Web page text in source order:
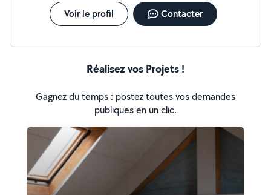
Voir le profil Contacter
Réalisez vos Projets !
Gagnez du temps : postez toutes vos demandes
publiques en un clic.